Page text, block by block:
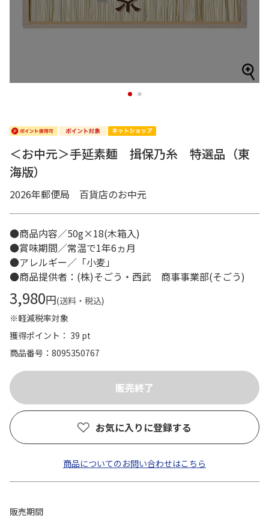
1 2
＜お中元＞手延素麺 揖保乃糸 特選品（東
海版）
2026年郵便局 百貨店のお中元
●商品内容／50g×18(木箱入)
●賞味期間／常温で1年6ヵ月
●アレルギー／「小麦」
●商品提供者：(株)そごう・西武 商事事業部(そごう)
3,980円(送料・税込)
※軽減税率対象
獲得ポイント： 39 pt
商品番号
8095350767
お気に入りに登録する
商品についてのお問い合わせはこちら
販売期間